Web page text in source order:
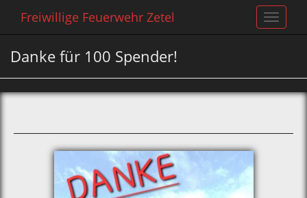
Toggle
Freiwillige Feuerwehr Zetel
Danke für 100 Spender!